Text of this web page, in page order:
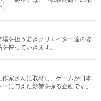
場を担う若きクリエイター達の姿
探っていきます。
家さんに取材し、ゲームが日本
に与えた影響を探る企画です。